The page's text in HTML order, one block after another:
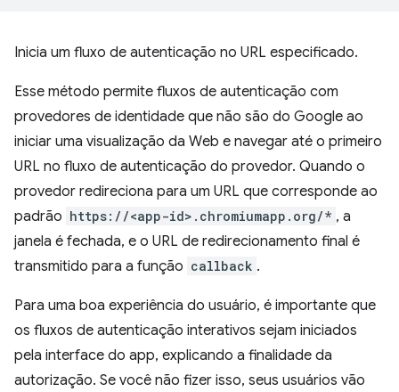
Inicia um fluxo de autenticação no URL especificado.
Esse método permite fluxos de autenticação com
provedores de identidade que não são do Google ao
iniciar uma visualização da Web e navegar até o primeiro
URL no fluxo de autenticação do provedor. Quando o
provedor redireciona para um URL que corresponde ao
padrão https://<app-id>.chromiumapp.org/* , a
janela é fechada, e o URL de redirecionamento final é
transmitido para a função callback .
Para uma boa experiência do usuário, é importante que
os fluxos de autenticação interativos sejam iniciados
pela interface do app, explicando a finalidade da
autorização. Se você não fizer isso, seus usuários vão